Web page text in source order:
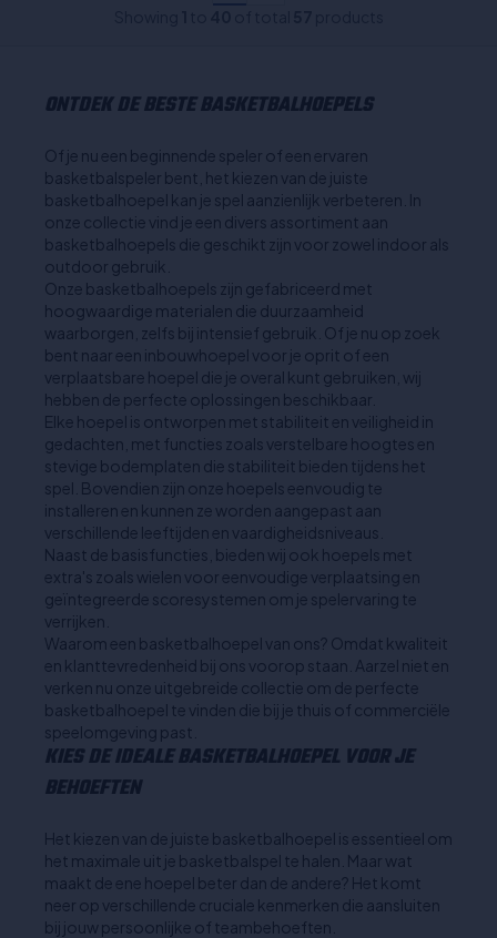
ONTDEK DE BESTE BASKETBALHOEPELS
Of je nu een beginnende speler of een ervaren
basketbalspeler bent, het kiezen van de juiste
basketbalhoepel kan je spel aanzienlijk verbeteren. In
onze collectie vind je een divers assortiment aan
basketbalhoepels die geschikt zijn voor zowel indoor als
outdoor gebruik.
Onze basketbalhoepels zijn gefabriceerd met
hoogwaardige materialen die duurzaamheid
waarborgen, zelfs bij intensief gebruik. Of je nu op zoek
bent naar een inbouwhoepel voor je oprit of een
verplaatsbare hoepel die je overal kunt gebruiken, wij
hebben de perfecte oplossingen beschikbaar.
Elke hoepel is ontworpen met stabiliteit en veiligheid in
gedachten, met functies zoals verstelbare hoogtes en
stevige bodemplaten die stabiliteit bieden tijdens het
spel. Bovendien zijn onze hoepels eenvoudig te
installeren en kunnen ze worden aangepast aan
verschillende leeftijden en vaardigheidsniveaus.
Naast de basisfuncties, bieden wij ook hoepels met
extra's zoals wielen voor eenvoudige verplaatsing en
geïntegreerde scoresystemen om je spelervaring te
verrijken.
Waarom een basketbalhoepel van ons? Omdat kwaliteit
en klanttevredenheid bij ons voorop staan. Aarzel niet en
verken nu onze uitgebreide collectie om de perfecte
basketbalhoepel te vinden die bij je thuis of commerciële
speelomgeving past.
KIES DE IDEALE BASKETBALHOEPEL VOOR JE
BEHOEFTEN
Het kiezen van de juiste basketbalhoepel is essentieel om
het maximale uit je basketbalspel te halen. Maar wat
maakt de ene hoepel beter dan de andere? Het komt
neer op verschillende cruciale kenmerken die aansluiten
bij jouw persoonlijke of teambehoeften.